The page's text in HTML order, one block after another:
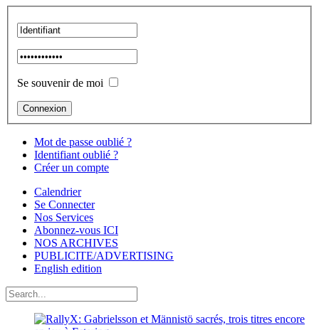
Se souvenir de moi
Mot de passe oublié ?
Identifiant oublié ?
Créer un compte
Calendrier
Se Connecter
Nos Services
Abonnez-vous ICI
NOS ARCHIVES
PUBLICITE/ADVERTISING
English edition